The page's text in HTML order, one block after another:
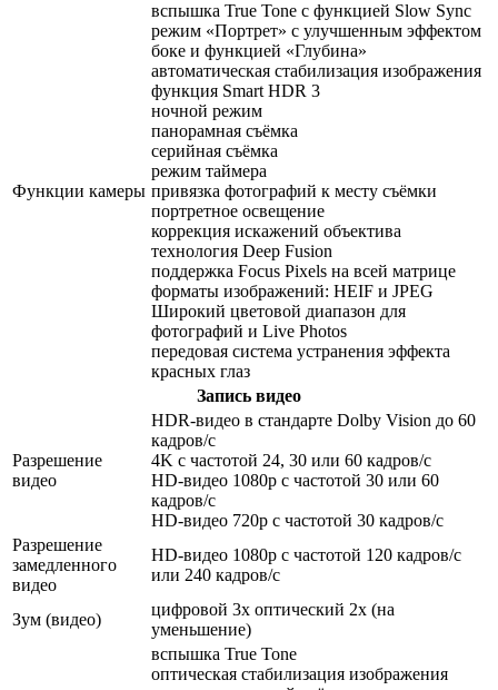
Функции камеры
вспышка True Tone с функцией Slow Sync
режим «Портрет» с улучшенным эффектом
боке и функцией «Глубина»
автоматическая стабилизация изображения
функция Smart HDR 3
ночной режим
панорамная съёмка
серийная съëмка
режим таймера
привязка фотографий к месту съёмки
портретное освещение
коррекция искажений объектива
технология Deep Fusion
поддержка Focus Pixels на всей матрице
форматы изображений: HEIF и JPEG
Широкий цветовой диапазон для
фотографий и Live Photos
передовая система устранения эффекта
красных глаз
Запись видео
Разрешение
видео
HDR‑видео в стандарте Dolby Vision до 60
кадров/ с
4K с частотой 24, 30 или 60 кадров/ с
HD-видео 1080p с частотой 30 или 60
кадров/ с
HD-видео 720p с частотой 30 кадров/ с
Разрешение
замедленного
видео
HD-видео 1080р c частотой 120 кадров/ с
или 240 кадров/ с
Зум (видео)
цифровой 3х оптический 2x (на
уменьшение)
вспышка True Tone
оптическая стабилизация изображения